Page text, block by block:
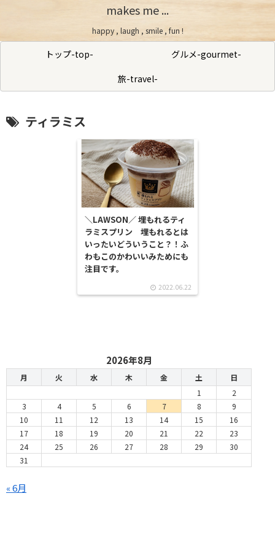
makes me ...
happy , laugh , smile , fun !
トップ-top-
グルメ-gourmet-
旅-travel-
ティラミス
＼LAWSON／ 埋もれるティ
ラミスプリン 埋もれるとは
いったいどういうこと？！ふ
わもこのかわいいみためにも
注目です。
2022.06.22
2026年8月
月 火 水 木 金 土
日
1
2
3
4 5 6 7 8
9
10
11 12 13 14 15
16
17
18 19 20 21 22
23
24
25 26 27 28 29
30
31
« 6月